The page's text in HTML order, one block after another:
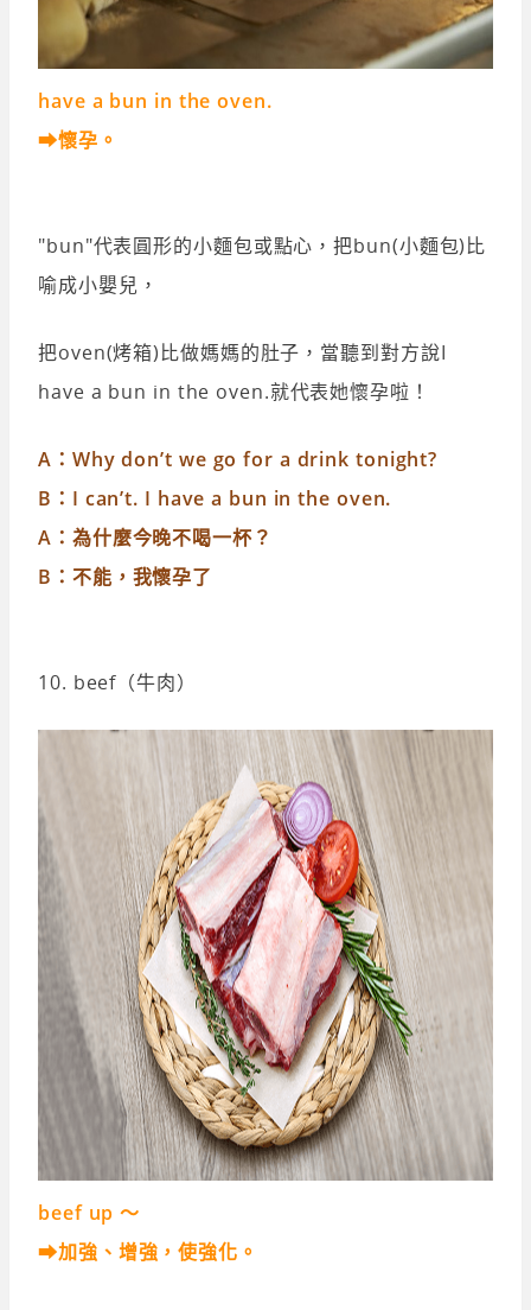
have a bun in the oven.
➡懷孕。
"bun"代表圓形的小麵包或點心，把bun(小麵包)比
喻成小嬰兒，
把oven(烤箱)比做媽媽的肚子，當聽到對方說I
have a bun in the oven.就代表她懷孕啦！
A：Why don’t we go for a drink tonight?
B：I can’t. I have a bun in the oven.
A：為什麼今晚不喝一杯？
B：不能，我懷孕了
10. beef（牛肉）
beef up 〜
➡加強、增強，使強化。